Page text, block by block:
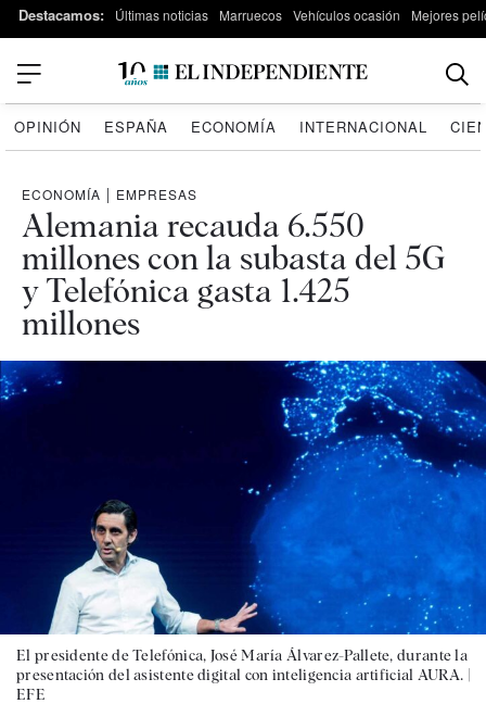
Destacamos: Últimas noticias Marruecos Vehículos ocasión Mejores
OPINIÓN ESPAÑA ECONOMÍA INTERNACIONAL
ECONOMÍA | EMPRESAS
Alemania recauda 6.550
millones con la subasta del 5G
y Telefónica gasta 1.425
millones
El presidente de Telefónica, José María Álvarez-Pallete, durante la
presentación del asistente digital con inteligencia artificial AURA. |
EFE